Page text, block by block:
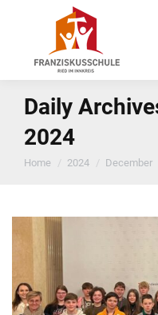
Daily
2024
You are here:
Home 2024 December